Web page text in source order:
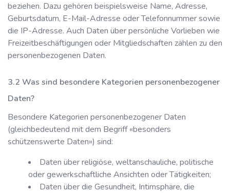
beziehen. Dazu gehören beispielsweise Name, Adresse,
Geburtsdatum, E-Mail-Adresse oder Telefonnummer sowie
die IP-Adresse. Auch Daten über persönliche Vorlieben wie
Freizeitbeschäftigungen oder Mitgliedschaften zählen zu den
personenbezogenen Daten.
Was sind besondere Kategorien personenbezogener
Daten?
Besondere Kategorien personenbezogener Daten
(gleichbedeutend mit dem Begriff «besonders
schützenswerte Daten») sind:
Daten über religiöse, weltanschauliche, politische
oder gewerkschaftliche Ansichten oder Tätigkeiten;
Daten über die Gesundheit, Intimsphäre, die